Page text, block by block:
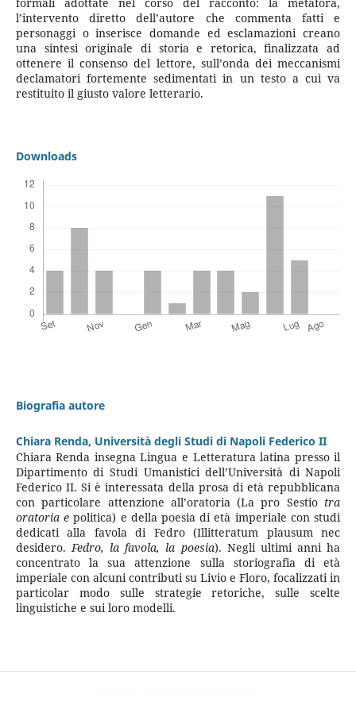
l’intervento diretto dell’autore che commenta fatti e
personaggi o inserisce domande ed esclamazioni creano
una sintesi originale di storia e retorica, finalizzata ad
ottenere il consenso del lettore, sull’onda dei meccanismi
declamatori fortemente sedimentati in un testo a cui va
restituito il giusto valore letterario.
Downloads
Biografia autore
Chiara Renda, Università degli Studi di Napoli Federico II
Chiara Renda insegna Lingua e Letteratura latina presso il
Dipartimento di Studi Umanistici dell’Università di Napoli
Federico II. Si è interessata della prosa di età repubblicana
con particolare attenzione all’oratoria (La pro Sestio tra
oratoria epolitica) e della poesia di età imperiale con studi
dedicati alla favola di Fedro (Illitteratum plausum nec
desidero.Fedro, la favola, la poesia). Negli ultimi anni ha
concentrato la sua attenzione sulla storiografia di età
imperiale con alcuni contributi su Livio e Floro, focalizzati in
particolar modo sulle strategie retoriche, sulle scelte
linguistiche e sui loro modelli.